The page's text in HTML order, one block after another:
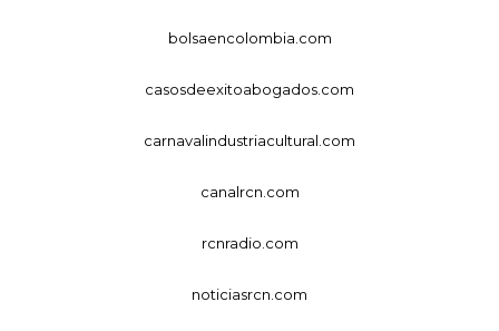
bolsaencolombia.com
casosdeexitoabogados.com
carnavalindustriacultural.com
canalrcn.com
rcnradio.com
noticiasrcn.com